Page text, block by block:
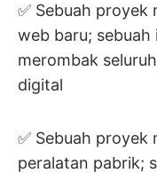
✅ Sebuah
web baru;
merombak
digital
✅ Sebuah proyek
peralatan pabrik;